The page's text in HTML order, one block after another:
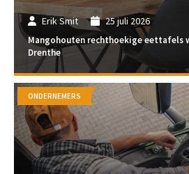
Erik Smit 25 juli 2026
Mangohouten rechthoekige eettafels
Drenthe
ONDERNEMERS